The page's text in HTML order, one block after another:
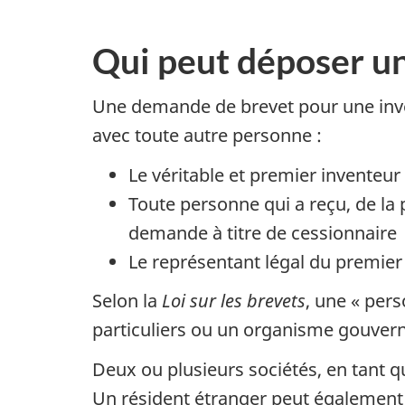
Qui peut déposer
Une demande de brevet pour une
avec toute autre personne :
Le véritable et premier
Toute personne qui a reçu, de
demande à titre de cessionnaire
Le représentant légal du
Selon la Loi sur les brevets, une «
particuliers ou un organisme
Deux ou plusieurs sociétés, en tant
Un résident étranger peut